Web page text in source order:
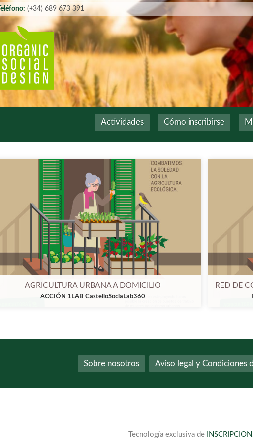
Teléfono: (+34) 689 673 391
Actividades Cómo inscribirse
AGRICULTURA URBANA A DOMICILIO
ACCIÓN 1LAB CastelloSociaLab360
RED DE
Sobre nosotros Aviso legal y Condiciones
Tecnología exclusiva de